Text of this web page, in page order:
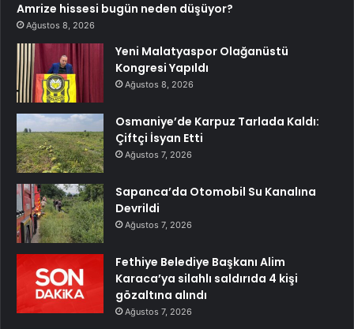
Amrize hissesi bugün neden düşüyor?
Ağustos 8, 2026
Yeni Malatyaspor Olağanüstü
Kongresi Yapıldı
Ağustos 8, 2026
Osmaniye’de Karpuz Tarlada Kaldı:
Çiftçi İsyan Etti
Ağustos 7, 2026
Sapanca’da Otomobil Su Kanalına
Devrildi
Ağustos 7, 2026
Fethiye Belediye Başkanı Alim
Karaca’ya silahlı saldırıda 4 kişi
gözaltına alındı
Ağustos 7, 2026